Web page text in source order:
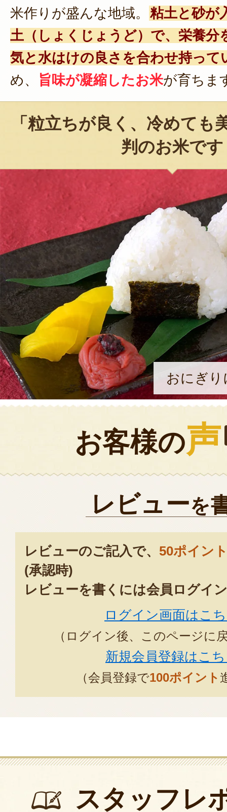
米作りが盛んな地域。 粘土と砂が
土（しょくじょうど）で、栄養分
気と水はけの良さを合わせ持って
め、
旨味が凝縮したお米が育ちま
「粒立ちが良く、冷めても
判のお米です
おにぎ
お客様の声
レビューを
レビューのご記入で、 50ポイン
(承認時)
レビューを書くには会員ログイ
ログイン画面はこ
（ログイン後、このページに
新規会員登録はこ
（会員登録で100ポイント
スタッフレ